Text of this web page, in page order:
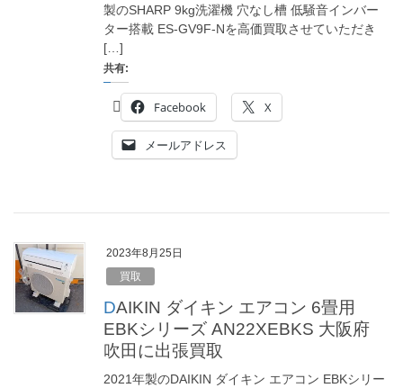
製のSHARP 9kg洗濯機 穴なし槽 低騒音インバー
ター搭載 ES-GV9F-Nを高価買取させていただき
[…]
共有:
Facebook X
メールアドレス
2023年8月25日
買取
DAIKIN ダイキン エアコン 6畳用
EBKシリーズ AN22XEBKS 大阪府
吹田に出張買取
2021年製のDAIKIN ダイキン エアコン EBKシリー